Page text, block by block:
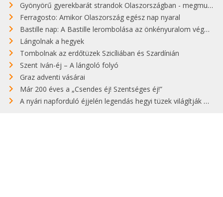
Gyönyörű gyerekbarát strandok Olaszországban - megmutatjuk a 15 legjobbat
Ferragosto: Amikor Olaszország egész nap nyaral
Bastille nap: A Bastille lerombolása az önkényuralom végét jelentette
Lángolnak a hegyek
Tombolnak az erdőtüzek Szicíliában és Szardínián
Szent Iván-éj – A lángoló folyó
Graz adventi vásárai
Már 200 éves a „Csendes éj! Szentséges éj!”
A nyári napforduló éjjelén legendás hegyi tüzek világítják meg Zugspitzét